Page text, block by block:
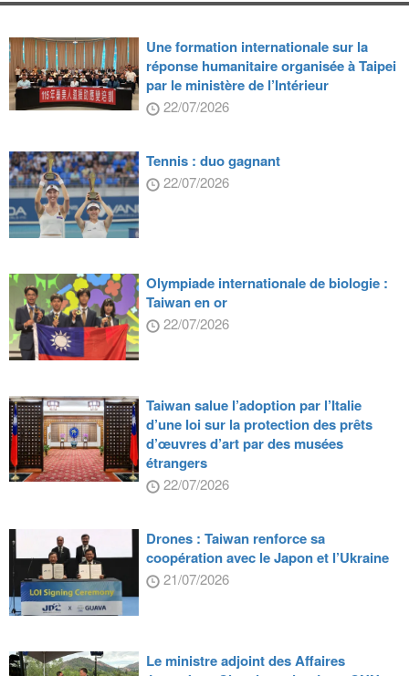
Une formation internationale sur la
réponse humanitaire organisée à Taipei
par le ministère de l’Intérieur
22/07/2026
Tennis : duo gagnant
22/07/2026
Olympiade internationale de biologie :
Taiwan en or
22/07/2026
Taiwan salue l’adoption par l’Italie
d’une loi sur la protection des prêts
d’œuvres d’art par des musées
étrangers
22/07/2026
Drones : Taiwan renforce sa
coopération avec le Japon et l’Ukraine
21/07/2026
Le ministre adjoint des Affaires